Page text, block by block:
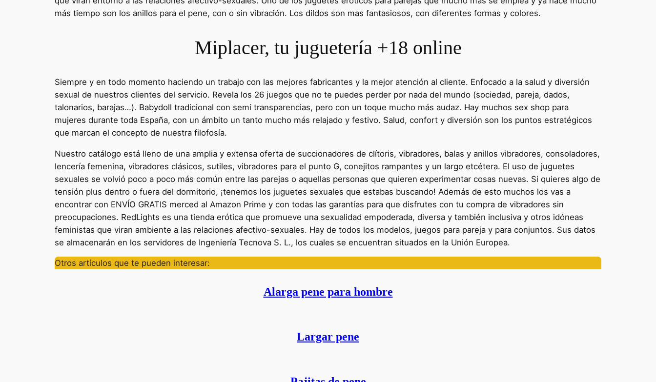
más tiempo son los anillos para el pene, con o sin vibración. Los dildos son mas fantasiosos, con diferentes formas y colores.
Miplacer, tu juguetería +18 online
Siempre y en todo momento haciendo un trabajo con las mejores fabricantes y la mejor atención al cliente. Enfocado a la salud y diversión
sexual de nuestros clientes del servicio. Revela los 26 juegos que no te puedes perder por nada del mundo (sociedad, pareja, dados,
talonarios, barajas…). Babydoll tradicional con semi transparencias, pero con un toque mucho más audaz. Hay muchos sex shop para
mujeres durante toda España, con un ámbito un tanto mucho más relajado y festivo. Salud, confort y diversión son los puntos estratégicos
que marcan el concepto de nuestra filofosía.
Nuestro catálogo está lleno de una amplia y extensa oferta de succionadores de clítoris, vibradores, balas y anillos vibradores, consoladores,
lencería femenina, vibradores clásicos, sutiles, vibradores para el punto G, conejitos rampantes y un largo etcétera. El uso de juguetes
sexuales se volvió poco a poco más común entre las parejas o aquellas personas que quieren experimentar cosas nuevas. Si quieres algo de
tensión plus dentro o fuera del dormitorio, ¡tenemos los juguetes sexuales que estabas buscando! Además de esto muchos los vas a
encontrar con ENVÍO GRATIS merced al Amazon Prime y con todas las garantías para que disfrutes con tu compra de vibradores sin
preocupaciones. RedLights es una tienda erótica que promueve una sexualidad empoderada, diversa y también inclusiva y otros idóneas
feministas que viran ambiente a las relaciones afectivo-sexuales. Hay de todos los modelos, juegos para pareja y para conjuntos. Sus datos
se almacenarán en los servidores de Ingeniería Tecnova S. L., los cuales se encuentran situados en la Unión Europea.
Otros artículos que te pueden interesar:
Alarga pene para hombre
Largar pene